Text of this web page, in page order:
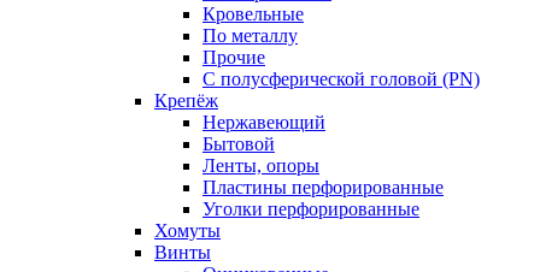
Кровельные
По металлу
Прочие
С полусферической головой (PN)
Крепёж
Нержавеющий
Бытовой
Ленты, опоры
Пластины перфорированные
Уголки перфорированные
Хомуты
Винты